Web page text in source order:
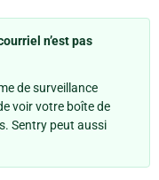
n’est pas
de surveillance
voir votre boîte de
Sentry peut aussi